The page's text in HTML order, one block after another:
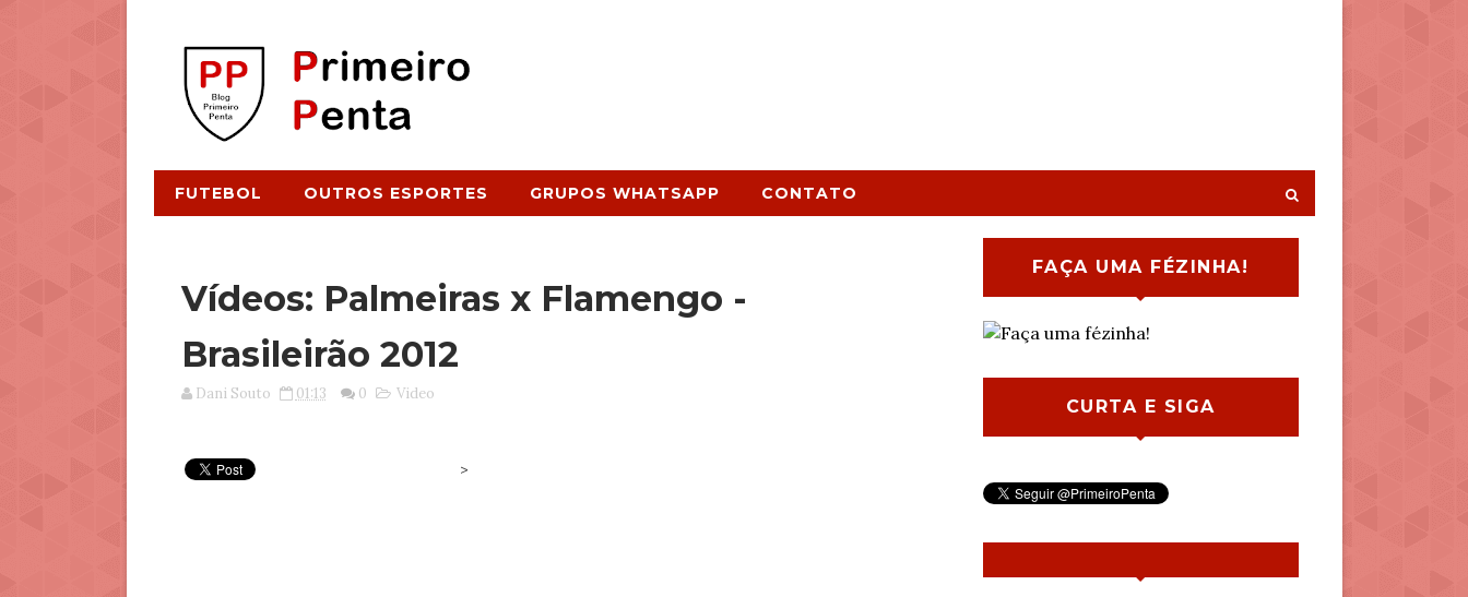
FUTEBOL OUTROS ESPORTES GRUPOS WHATSAPP CONTATO
Vídeos: Palmeiras x Flamengo -
Brasileirão 2012
Dani Souto 01:13 0 Video
>
FAÇA UMA FÉZINHA!
CURTA E SIGA